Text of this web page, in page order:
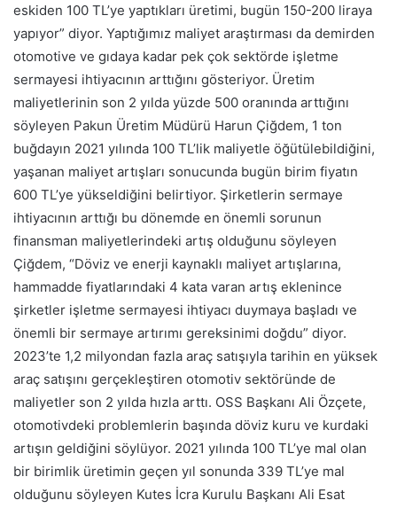
eskiden 100 TL’ye yaptıkları üretimi, bugün 150-200 liraya
yapıyor” diyor. Yaptığımız maliyet araştırması da demirden
otomotive ve gıdaya kadar pek çok sektörde işletme
sermayesi ihtiyacının arttığını gösteriyor. Üretim
maliyetlerinin son 2 yılda yüzde 500 oranında arttığını
söyleyen Pakun Üretim Müdürü Harun Çiğdem, 1 ton
buğdayın 2021 yılında 100 TL’lik maliyetle öğütülebildiğini,
yaşanan maliyet artışları sonucunda bugün birim fiyatın
600 TL’ye yükseldiğini belirtiyor. Şirketlerin sermaye
ihtiyacının arttığı bu dönemde en önemli sorunun
finansman maliyetlerindeki artış olduğunu söyleyen
Çiğdem, “Döviz ve enerji kaynaklı maliyet artışlarına,
hammadde fiyatlarındaki 4 kata varan artış eklenince
şirketler işletme sermayesi ihtiyacı duymaya başladı ve
önemli bir sermaye artırımı gereksinimi doğdu” diyor.
2023’te 1,2 milyondan fazla araç satışıyla tarihin en yüksek
araç satışını gerçekleştiren otomotiv sektöründe de
maliyetler son 2 yılda hızla arttı. OSS Başkanı Ali Özçete,
otomotivdeki problemlerin başında döviz kuru ve kurdaki
artışın geldiğini söylüyor. 2021 yılında 100 TL’ye mal olan
bir birimlik üretimin geçen yıl sonunda 339 TL’ye mal
olduğunu söyleyen Kutes İcra Kurulu Başkanı Ali Esat